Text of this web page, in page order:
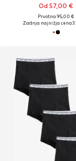
Od 57,00 €
Prvotno: 95,00 €
Zadnja najnižja cena